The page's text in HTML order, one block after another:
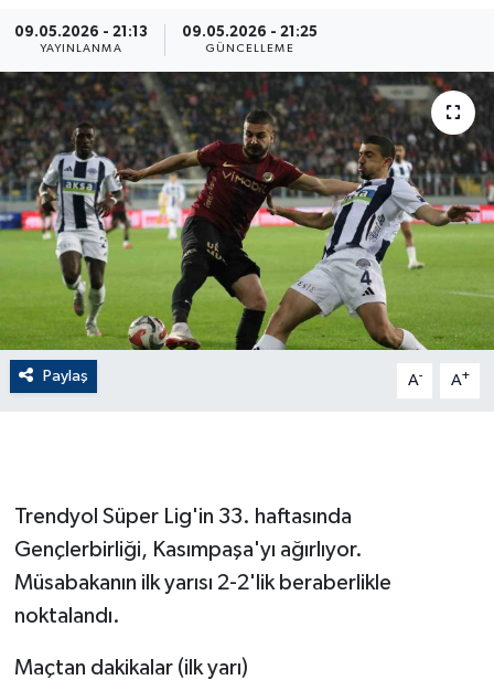
09.05.2026 - 21:13
YAYINLANMA
09.05.2026 - 21:25
GÜNCELLEME
Paylaş A- A+
Trendyol Süper Lig'in 33. haftasında
Gençlerbirliği, Kasımpaşa'yı ağırlıyor.
Müsabakanın ilk yarısı 2-2'lik beraberlikle
noktalandı.
Maçtan dakikalar (ilk yarı)
ÇEVRE
Dış Haberler
Dünya
EĞİTİM
EKONOMİ
English News
Finans
GENEL
GÜNDEM
Güvenlik